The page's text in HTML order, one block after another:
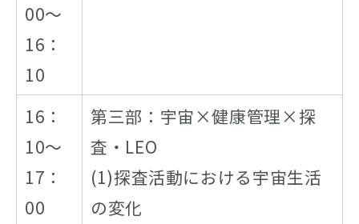
00～
16：
10
16：
10～
17：
00
第三部：宇宙×健康管理×探
査・LEO
(1)探査活動における宇宙生活
の変化